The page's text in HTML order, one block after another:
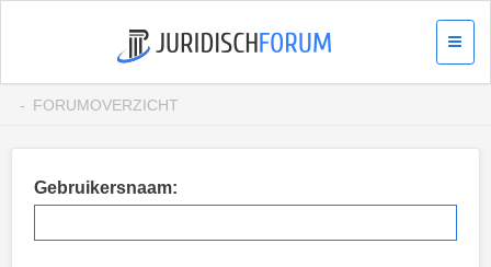
FORUMOVERZICHT
Gebruikersnaam: